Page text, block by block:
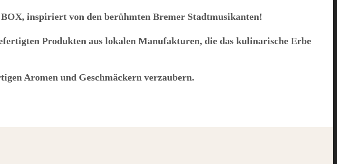
, inspiriert von den berühmten Bremer Stadtmusikanten!
Produkten aus lokalen Manufakturen, die das kulinarische Erbe
Aromen und Geschmäckern verzaubern.